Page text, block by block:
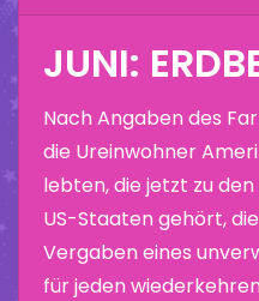
JUNI:
Nach Angaben des
die Ureinwohner
lebten, die jetzt zu
US-Staaten gehört,
Vergaben eines
für jeden